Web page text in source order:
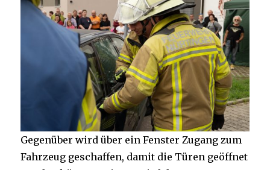
Gegenüber wird über ein Fenster Zugang zum
Fahrzeug geschaffen, damit die Türen geöffnet